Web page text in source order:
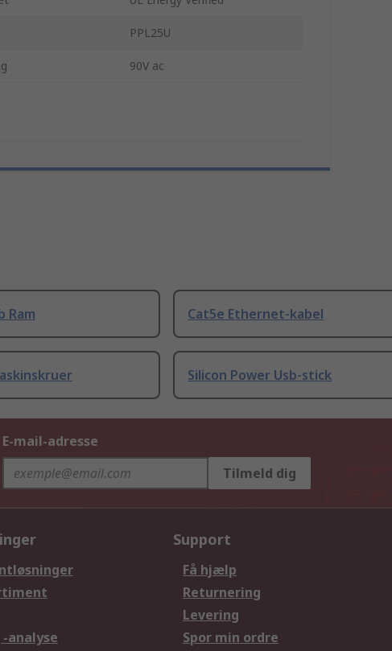
PPL25U
90V ac
Ram Cat5e Ethernet-kabel
Silicon Power Usb-stick
E-mail-adresse
Tilmeld dig
analyse
Support
Få hjælp
Returnering
Levering
Spor min ordre